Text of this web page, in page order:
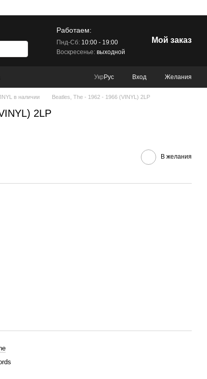
Работаем:
Пнд-Сб:10:00 - 19:00
Воскресенье:выходной
Мой заказ
Укр Рус Вход Желания
в наличии Beatles, The - 1962 - 1966 (VINYL) 2LP
2LP
В желания